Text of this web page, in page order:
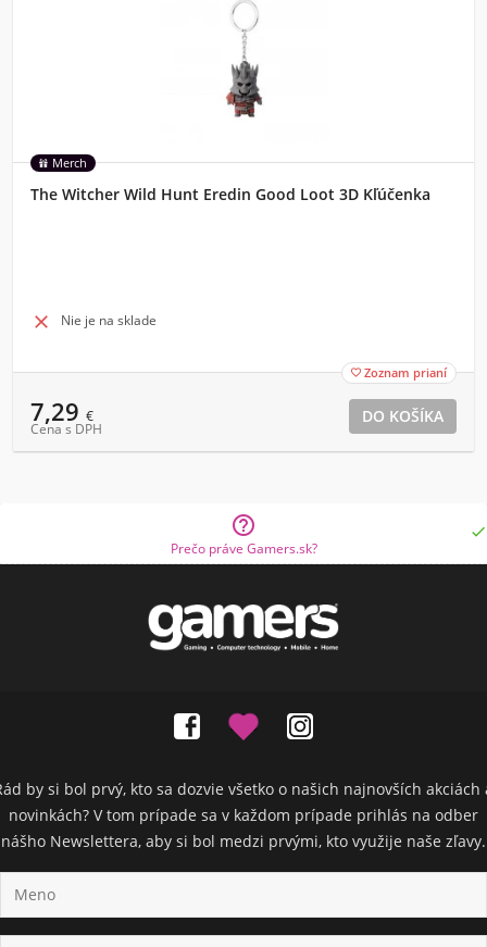
Merch
The Witcher Wild Hunt Eredin Good Loot 3D Kľúčenka
 Nie je na sklade
 Zoznam prianí
7,29 €
Cena s DPH

Prečo práve Gamers.sk?

by si bol prvý, kto sa dozvie všetko o našich najnovších akciách
novinkách? V tom prípade sa v každom prípade prihlás na odber
nášho Newslettera, aby si bol medzi prvými, kto využije naše zľavy.